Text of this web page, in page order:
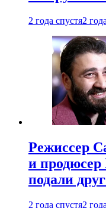
2 года спустя2
Режиссер
и
подали
2 года спустя2